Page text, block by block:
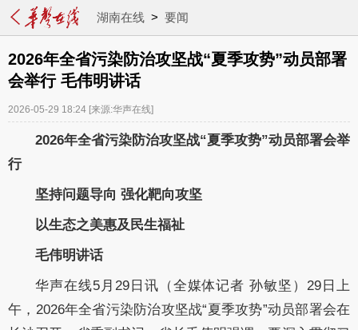
湖南在线> 要闻
2026年全省污染防治攻坚战“夏季攻势”动员部署
会举行 毛伟明讲话
2026-05-29 18:24 [来源:华声在线]
2026年全省污染防治攻坚战“夏季攻势”动员部署会举
行
坚持问题导向 强化靶向攻坚
以生态之美惠及民生福祉
毛伟明讲话
华声在线5月 29日讯（全媒体记者 孙敏坚）29 日上
午， 2026年全省污染防治攻坚战“夏季攻势”动员部署会在